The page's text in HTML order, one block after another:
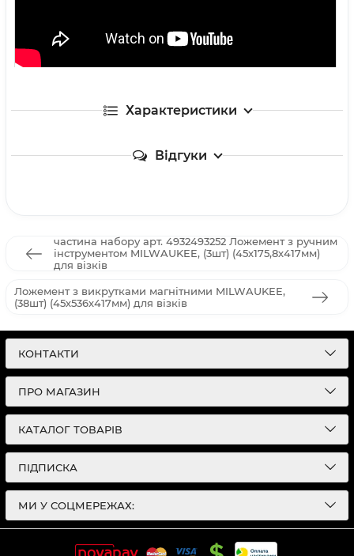
Характеристики
Відгуки
частина набору арт. 4932493252 Ложемент з ручним
інструментом MILWAUKEE, (3шт) (45х175,8х417мм)
для візків
Ложемент з викрутками магнітними MILWAUKEE,
(38шт) (45х536х417мм) для візків
КОНТАКТИ
ПРО МАГАЗИН
КАТАЛОГ ТОВАРІВ
ПІДПИСКА
МИ У СОЦМЕРЕЖАХ: